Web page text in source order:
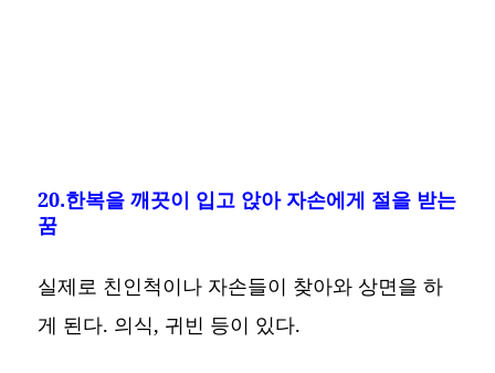
20.한복을 깨끗이 입고 앉아 자손에게 절을 받는
꿈
실제로 친인척이나 자손들이 찾아와 상면을 하
게 된다. 의식, 귀빈 등이 있다.